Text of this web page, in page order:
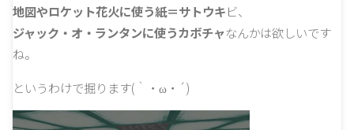
地図やロケット花火に使う紙＝サトウキビ、
ジャック・オ・ランタンに使うカボチャなんかは欲しいです
ね。
というわけで掘ります(｀・ω・´)